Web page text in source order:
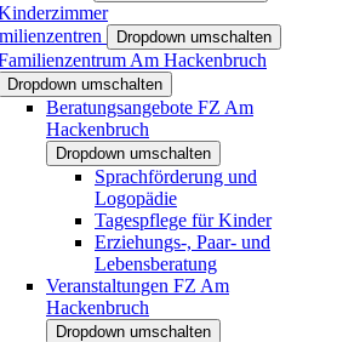
Dropdown umschalten
Am Hackenbruch
Dropdown umschalten
Beratungsangebote FZ Am
Hackenbruch
Dropdown umschalten
Sprachförderung und
Logopädie
Tagespflege für Kinder
Erziehungs-, Paar- und
Lebensberatung
Veranstaltungen FZ Am
Hackenbruch
Dropdown umschalten